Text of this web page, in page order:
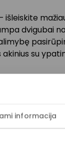
informacija
išleiskite
dvigubai
su
piniginei!
naudas:
nemokamą